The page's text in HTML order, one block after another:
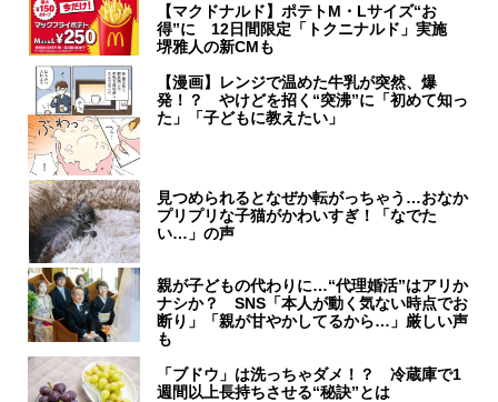
【マクドナルド】ポテトM・Lサイズ“お
得”に 12日間限定「トクニナルド」実施
堺雅人の新CMも
【漫画】レンジで温めた牛乳が突然、爆
発！？ やけどを招く“突沸”に「初めて知っ
た」「子どもに教えたい」
見つめられるとなぜか転がっちゃう…おなか
プリプリな子猫がかわいすぎ！「なでた
い…」の声
親が子どもの代わりに…“代理婚活”はアリか
ナシか？ SNS「本人が動く気ない時点でお
断り」「親が甘やかしてるから…」厳しい声
も
「ブドウ」は洗っちゃダメ！？ 冷蔵庫で1
週間以上長持ちさせる“秘訣”とは